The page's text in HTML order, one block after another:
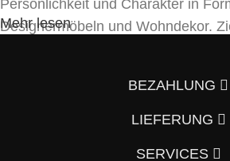
Persönlichkeit und Charakter in
Designermöbeln und Wohndekor.
von der Masse abzuheben.
Vorzimmer, Wohnzimmer,
Mehr lesen
BEZAHLUNG
LIEFERUNG
SERVICES